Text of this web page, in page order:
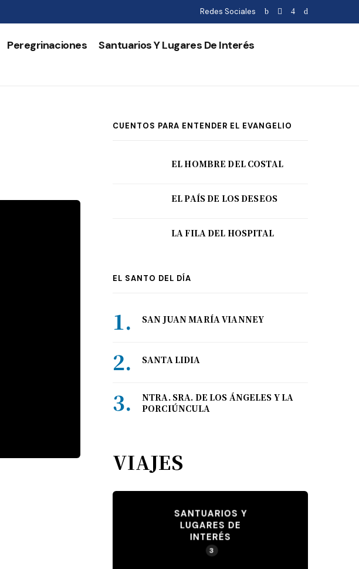
Redes Sociales
Peregrinaciones Santuarios Y Lugares De Interés
CUENTOS PARA ENTENDER EL EVANGELIO
EL HOMBRE DEL COSTAL
EL PAÍS DE LOS DESEOS
LA FILA DEL HOSPITAL
EL SANTO DEL DÍA
SAN JUAN MARÍA VIANNEY
SANTA LIDIA
NTRA. SRA. DE LOS ÁNGELES Y LA
PORCIÚNCULA
VIAJES
SANTUARIOS Y
LUGARES DE
INTERÉS
3